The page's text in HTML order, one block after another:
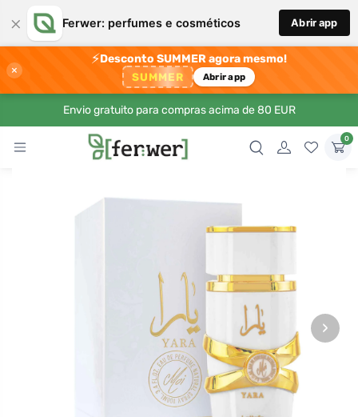
× Ferwer: perfumes e cosméticos Abrir app
×
⚡Desconto SUMMER agora mesmo!
SUMMER Abrir app
Envio gratuito para compras acima de 80 EUR
0
›